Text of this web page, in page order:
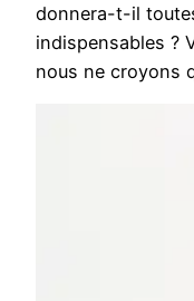
donnera-t-il
indispensables ?
nous ne croyons